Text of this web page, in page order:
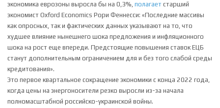
экономика еврозоны выросла бы на 0,3%, полагает старший
экономист Oxford Economics Рори Феннесси: «Последние массивы
как опросных, так и фактических данных указывают на то, что
худшее влияние нынешнего шока предложения и инфляционного
шока на рост еще впереди. Предстоящие повышения ставок ЕЦБ
станут дополнительным ограничением для и без того слабой среды
кредитования».
Это первое квартальное сокращение экономики с конца 2022 года,
когда цены на энергоносители резко выросли из-за начала
полномасштабной российско-украинской войны.